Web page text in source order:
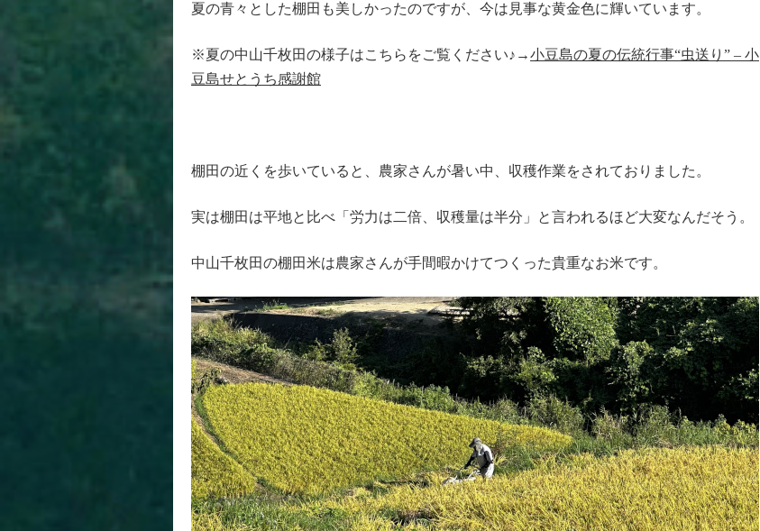
夏の青々とした棚田も美しかったのですが、今は見事な黄金色に輝いています。
※夏の中山千枚田の様子はこちらをご覧ください♪→小豆島の夏の伝統行事“虫送り” – 小
豆島せとうち感謝館
棚田の近くを歩いていると、農家さんが暑い中、収穫作業をされておりました。
実は棚田は平地と比べ「労力は二倍、収穫量は半分」と言われるほど大変なんだそう。
中山千枚田の棚田米は農家さんが手間暇かけてつくった貴重なお米です。